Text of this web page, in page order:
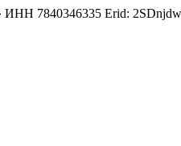
7840346335 Erid: